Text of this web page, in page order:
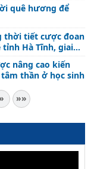
quê hương để
thời tiết cược đoan
Hà Tĩnh, giai
nâng cao kiến
thần ở học sinh
»»